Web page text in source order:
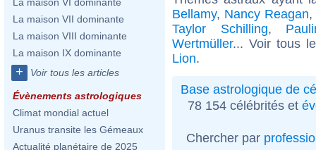
La maison VII dominante
La maison VIII dominante
La maison IX dominante
+ Voir tous les articles
Évènements astrologiques
Climat mondial actuel
Uranus transite les Gémeaux
Actualité planétaire de 2025
Bellamy, Nancy Reagan,
Taylor Schilling,
Wertmüller... Voir tous
Lion.
Base astrologique de
78 154 célébrités et
Chercher par